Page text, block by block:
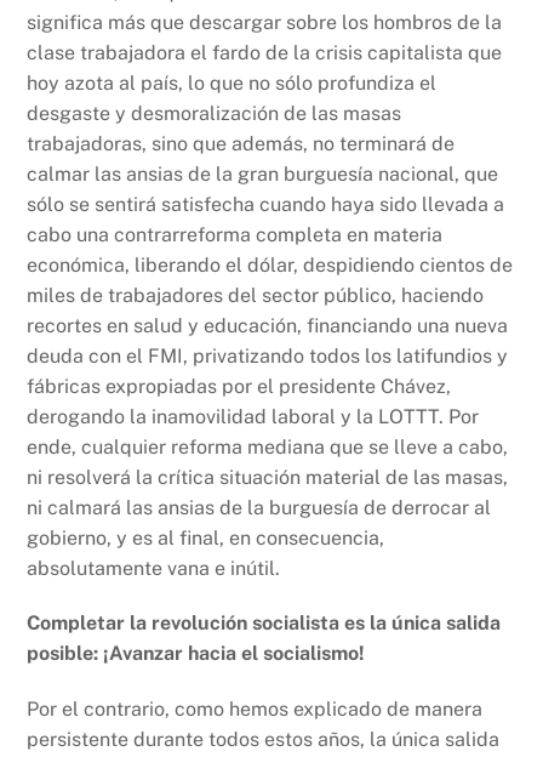
significa más que descargar sobre los hombros de la
clase trabajadora el fardo de la crisis capitalista que
hoy azota al país, lo que no sólo profundiza el
desgaste y desmoralización de las masas
trabajadoras, sino que además, no terminará de
calmar las ansias de la gran burguesía nacional, que
sólo se sentirá satisfecha cuando haya sido llevada a
cabo una contrarreforma completa en materia
económica, liberando el dólar, despidiendo cientos de
miles de trabajadores del sector público, haciendo
recortes en salud y educación, financiando una nueva
deuda con el FMI, privatizando todos los latifundios y
fábricas expropiadas por el presidente Chávez,
derogando la inamovilidad laboral y la LOTTT. Por
ende, cualquier reforma mediana que se lleve a cabo,
ni resolverá la crítica situación material de las masas,
ni calmará las ansias de la burguesía de derrocar al
gobierno, y es al final, en consecuencia,
absolutamente vana e inútil.
Completar la revolución socialista es la única salida
posible: ¡Avanzar hacia el socialismo!
Por el contrario, como hemos explicado de manera
persistente durante todos estos años, la única salida